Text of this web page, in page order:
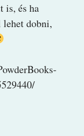
is, és ha
dobni,